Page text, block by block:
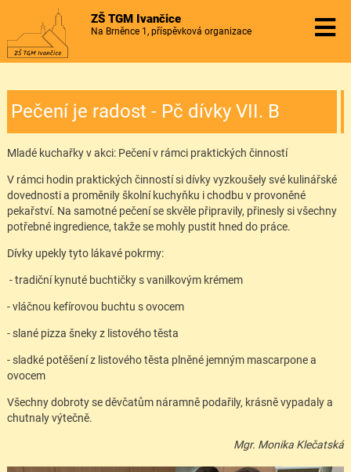
ZŠ TGM Ivančice
Na Brněnce 1, příspěvková organizace
Pečení je radost - Pč dívky VII. B
Mladé kuchařky v akci: Pečení v rámci praktických činností
V rámci hodin praktických činností si dívky vyzkoušely své kulinářské
dovednosti a proměnily školní kuchyňku i chodbu v provoněné
pekařství. Na samotné pečení se skvěle připravily, přinesly si všechny
potřebné ingredience, takže se mohly pustit hned do práce.
Dívky upekly tyto lákavé pokrmy:
- tradiční kynuté buchtičky s vanilkovým krémem
- vláčnou kefírovou buchtu s ovocem
- slané pizza šneky z listového těsta
- sladké potěšení z listového těsta plněné jemným mascarpone a
ovocem
Všechny dobroty se děvčatům náramně podařily, krásně vypadaly a
chutnaly výtečně.
Mgr. Monika Klečatská